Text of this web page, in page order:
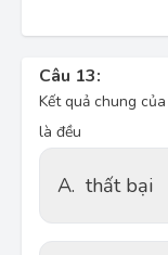
Câu 13:
Kết quả chung
là đều
A. thất bại